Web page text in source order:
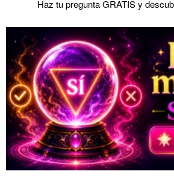
Haz tu pregunta GRATIS y